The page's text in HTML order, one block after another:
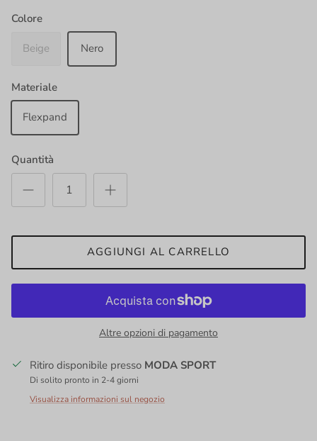
Colore
Beige Nero
Materiale
Flexpand
Quantità
AGGIUNGI AL CARRELLO
Altre opzioni di pagamento
Ritiro disponibile presso MODA SPORT
Di solito pronto in 2-4 giorni
Visualizza informazioni sul negozio